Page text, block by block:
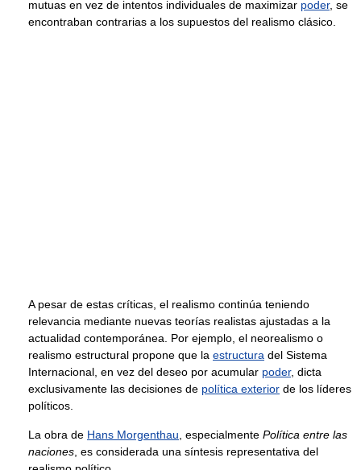
mutuas en vez de intentos individuales de maximizar poder, se
encontraban contrarias a los supuestos del realismo clásico.
A pesar de estas críticas, el realismo continúa teniendo
relevancia mediante nuevas teorías realistas ajustadas a la
actualidad contemporánea. Por ejemplo, el neorealismo o
realismo estructural propone que la estructura del Sistema
Internacional, en vez del deseo por acumular poder, dicta
exclusivamente las decisiones de política exterior de los líderes
políticos.
La obra de Hans Morgenthau , especialmente Política entre las
naciones , es considerada una síntesis representativa del